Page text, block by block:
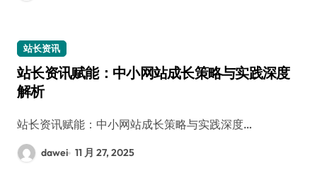
站长资讯
站长资讯赋能：中小网站成长策略与实践深度
解析
站长资讯赋能：中小网站成长策略与实践深度…
dawei 11 月 27, 2025